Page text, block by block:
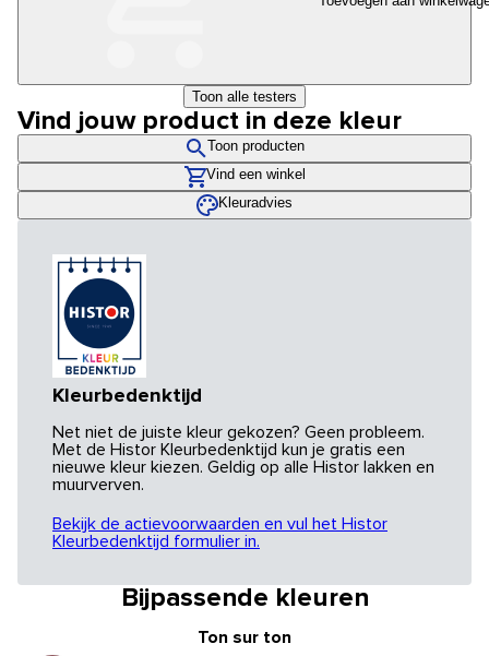
Toon alle testers
Vind jouw product in deze kleur
Toon producten
Vind een winkel
Kleuradvies
Kleurbedenktijd
Net niet de juiste kleur gekozen? Geen probleem.
Met de Histor Kleurbedenktijd kun je gratis een
nieuwe kleur kiezen. Geldig op alle Histor lakken en
muurverven.
Bekijk de actievoorwaarden en vul het Histor
Kleurbedenktijd formulier in.
Bijpassende kleuren
Ton sur ton